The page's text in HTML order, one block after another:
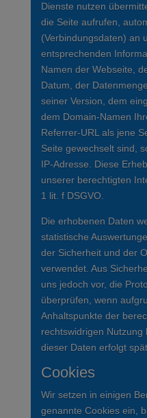
Dienste nutzen
die Seite aufrufen,
(Verbindungsdaten) an
entsprechenden
Namen der Webseite,
Datum, der
seiner Version, dem
dem Domain-Namen
Referrer-URL als jene
Seite gewechselt sind,
IP-Adresse. Diese
unserer berechtigten
1 lit. f DSGVO.
Die erhobenen Daten
statistische
der Sicherheit und der
verwendet. Aus
uns jedoch vor, die
überprüfen, wenn
Anhaltspunkte der
rechtswidrigen Nutzung
dieser Daten erfolgt
Cookies
Wir setzen in einigen
genannte Cookies ein,